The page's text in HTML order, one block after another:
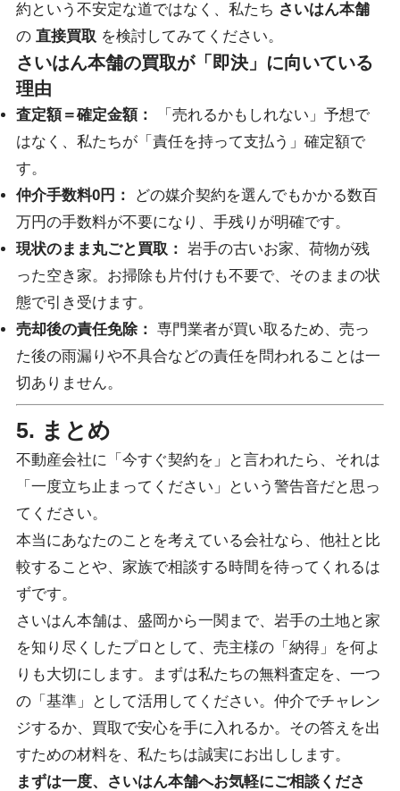
約という不安定な道ではなく、私たち さいはん本舗
の 直接買取 を検討してみてください。
さいはん本舗の買取が「即決」に向いている
理由
査定額＝確定金額：
「売れるかもしれない」予想で
はなく、私たちが「責任を持って支払う」確定額で
す。
仲介手数料0円：
どの媒介契約を選んでもかかる数百
万円の手数料が不要になり、手残りが明確です。
現状のまま丸ごと買取： 岩手の古いお家、荷物が残
った空き家。お掃除も片付けも不要で、そのままの状
態で引き受けます。
売却後の責任免除： 専門業者が買い取るため、売っ
た後の雨漏りや不具合などの責任を問われることは一
切ありません。
5. まとめ
不動産会社に「今すぐ契約を」と言われたら、それは
「一度立ち止まってください」という警告音だと思っ
てください。
本当にあなたのことを考えている会社なら、他社と比
較することや、家族で相談する時間を待ってくれるは
ずです。
さいはん本舗は、盛岡から一関まで、岩手の土地と家
を知り尽くしたプロとして、売主様の「納得」を何よ
りも大切にします。まずは私たちの無料査定を、一つ
の「基準」として活用してください。仲介でチャレン
ジするか、買取で安心を手に入れるか。その答えを出
すための材料を、私たちは誠実にお出しします。
まずは一度、さいはん本舗へお気軽にご相談くださ